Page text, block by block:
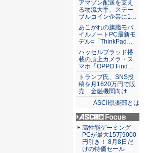
アマゾン配送を支え
る物流大手、ステー
ブルコイン企業に1…
あこがれの旗艦モバ
イルノートPC最新モ
デル=「ThinkPad…
ハッセルブラッド搭
載の頂上カメラ・ス
マホ「OPPO Find…
トランプ氏、SNS投
稿を月1620万円で販
売 金融機関向け…
ASCII倶楽部とは
ASCII.jp Focus
高性能ゲーミング
PCが最大15万9000
円引き！ 8月8日だ
けの特価セール